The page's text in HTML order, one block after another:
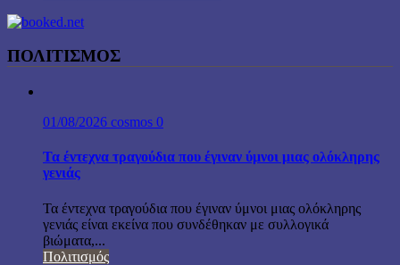
ΠΟΛΙΤΙΣΜΟΣ
01/08/2026 cosmos 0
Τα έντεχνα τραγούδια που έγιναν ύμνοι μιας ολόκληρης
γενιάς
Τα έντεχνα τραγούδια που έγιναν ύμνοι μιας ολόκληρης
γενιάς είναι εκείνα που συνδέθηκαν με συλλογικά
βιώματα,...
Πολιτισμός